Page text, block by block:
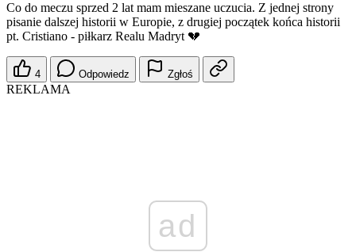
Co do meczu sprzed 2 lat mam mieszane uczucia. Z jednej strony
pisanie dalszej historii w Europie, z drugiej początek końca historii
pt. Cristiano - piłkarz Realu Madryt 💔
4 Odpowiedz Zgłoś
REKLAMA
ad